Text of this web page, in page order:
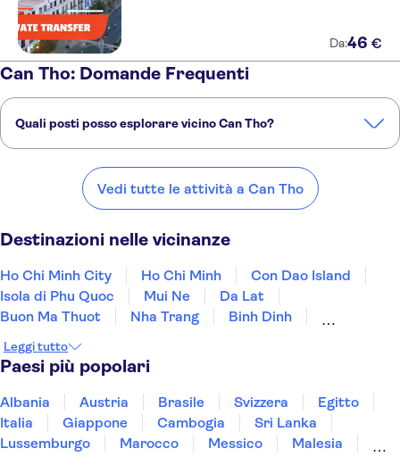
Da:46 €
Can Tho: Domande Frequenti
Quali posti posso esplorare vicino Can Tho?
Ho Chi Minh City Ho Chi Minh Con Dao Island
Isola di Phu Quoc
Vedi tutte le attività a Can Tho
Destinazioni nelle vicinanze
Ho Chi Minh City Ho Chi Minh
Con Dao Island
Isola di Phu Quoc
Mui Ne
Da Lat
Buon Ma Thuot
Nha Trang
Binh Dinh
Hue
Dong Hoi
Leggi tutto
Paesi più popolari
Albania Austria Brasile Svizzera
Egitto
Italia
Giappone Cambogia
Sri Lanka
Lussemburgo
Marocco Messico
Malesia